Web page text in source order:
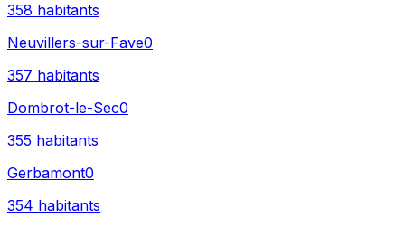
358 habitants
Neuvillers-sur-Fave0
357 habitants
Dombrot-le-Sec0
355 habitants
Gerbamont0
354 habitants